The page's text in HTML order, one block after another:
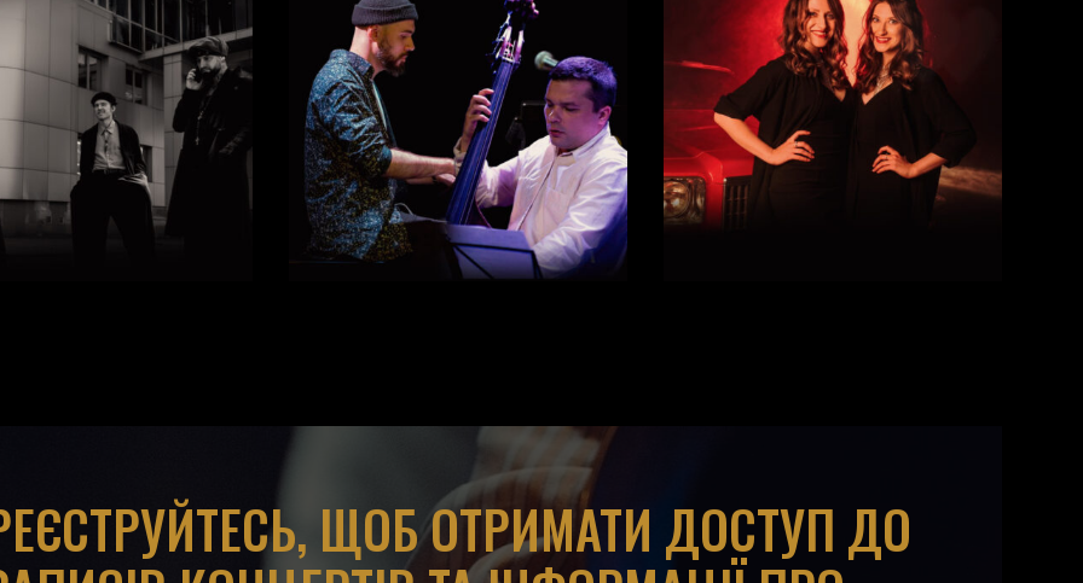
Павло Литвиненко
,)/Денис Дудко (Бас,)/
Люлякін (Барабани
Виконавці: Арсеній Яндюк(
Рояль,) Сергій Клюєнко(Бас,)
Виконавці:Анна Майовецька
Вокал
/Юлія Майовецька
Вокал
,)/Григорій Паршин
Саксофон
,)/Арсеній Яндюк
Рояль
Єгор Абрамов
Контрабас
,)/
(Барабани ,)/
ЩОБ ОТРИМАТИ ДОСТУП ДО